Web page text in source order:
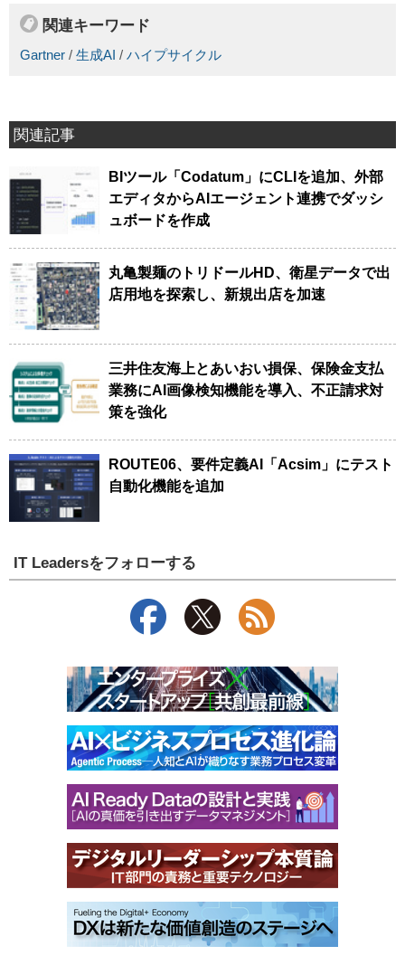
関連キーワード
Gartner / 生成AI / ハイプサイクル
関連記事
BIツール「Codatum」にCLIを追加、外部
エディタからAIエージェント連携でダッシ
ュボードを作成
丸亀製麺のトリドールHD、衛星データで出
店用地を探索し、新規出店を加速
三井住友海上とあいおい損保、保険金支払
業務にAI画像検知機能を導入、不正請求対
策を強化
ROUTE06、要件定義AI「Acsim」にテスト
自動化機能を追加
IT Leadersをフォローする